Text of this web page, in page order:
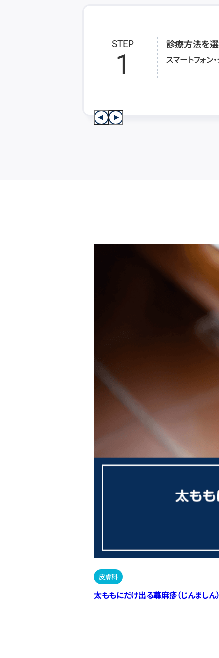
STEP
1
診療方法を
スマートフォン
皮膚科
太ももにだけ出る蕁麻疹（じんましん